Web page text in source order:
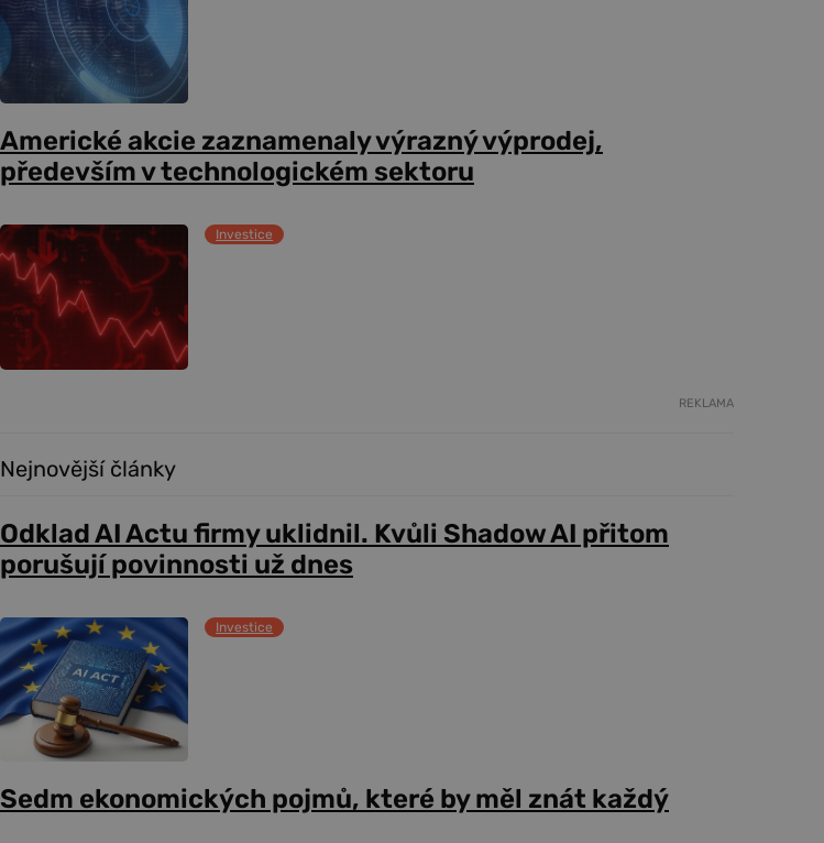
Americké akcie zaznamenaly výrazný výprodej,
především v technologickém sektoru
Investice
REKLAMA
Nejnovější články
Odklad AI Actu firmy uklidnil. Kvůli Shadow AI přitom
porušují povinnosti už dnes
Investice
Sedm ekonomických pojmů, které by měl znát každý